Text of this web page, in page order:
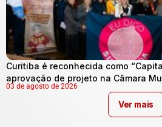
Curitiba é reconhecida como
aprovação de projeto na Câmara
03 de agosto de 2026
Ver mais